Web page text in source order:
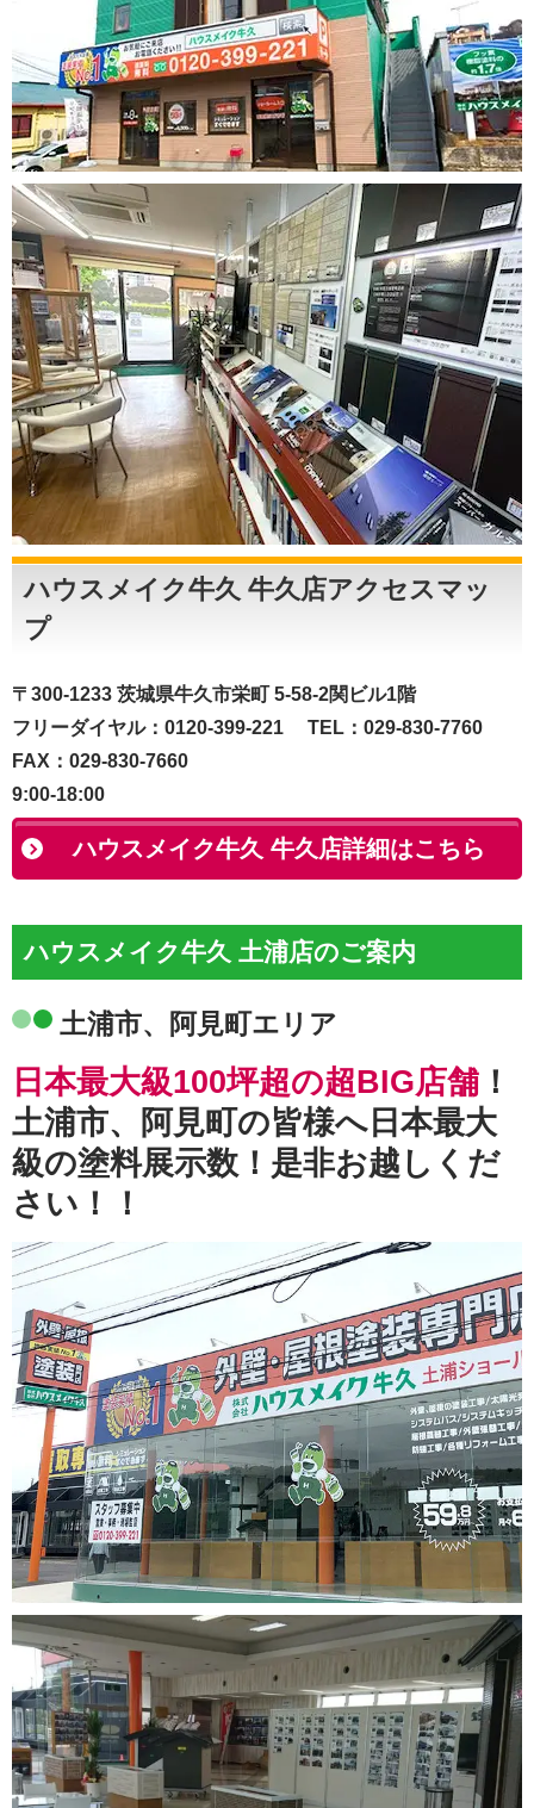
ハウスメイク牛久 牛久店アクセスマッ
プ
〒300-1233 茨城県牛久市栄町 5-58-2関ビル1階
フリーダイヤル：0120-399-221 TEL：029-830-7760
FAX：029-830-7660
9:00-18:00
ハウスメイク牛久 牛久店詳細はこちら
ハウスメイク牛久 土浦店のご案内
土浦市、阿見町エリア
日本最大級100坪超の超BIG店舗 ！
土浦市、阿見町の皆様へ日本最大
級の塗料展示数！是非お越しくだ
さい！！